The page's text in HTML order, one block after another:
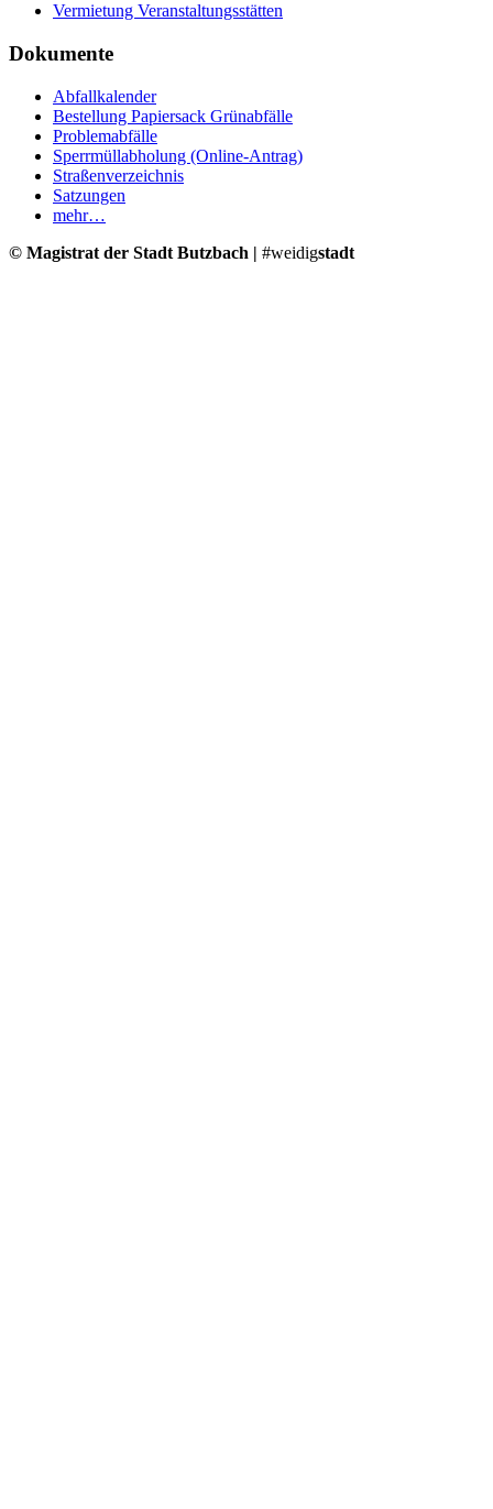
Vermietung Veranstaltungsstätten
Dokumente
Abfallkalender
Bestellung Papiersack Grünabfälle
Problemabfälle
Sperrmüllabholung (Online-Antrag)
Straßenverzeichnis
Satzungen
mehr…
© Magistrat der Stadt Butzbach | #weidigstadt